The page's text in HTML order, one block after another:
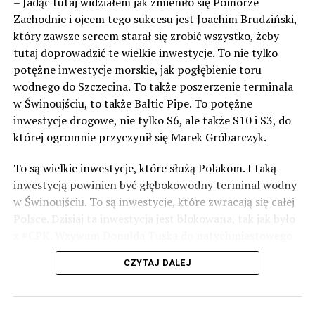
3839 odsłon
POWIĄZANE TEMATY: WOLIN
NASTĘPNY
Strażacy z gminy Wolin ćwiczyli w Międzyzdrojach
NIE PRZEGAP
Łódź nagle zaczęła nabierać wody. Pomoc przyszła na
Zachodnie i ojcem tego sukcesu jest Joachim Brudziński,
który zawsze sercem starał się zrobić wszystko, żeby
tutaj doprowadzić te wielkie inwestycje. To nie tylko
potężne inwestycje morskie, jak pogłębienie toru
wodnego do Szczecina. To także poszerzenie terminala
w Świnoujściu, to także Baltic Pipe. To potężne
inwestycje drogowe, nie tylko S6, ale także S10 i S3, do
której ogromnie przyczynił się Marek Gróbarczyk.
To są wielkie inwestycje, które służą Polakom. I taką
inwestycją powinien być głębokowodny terminal wodny
w Świnoujściu. To są inwestycje, które zwracają się całej
Polsce. Dzisiaj ta inwestycja jest blokowana, tak jak było
odblokowania CPK.
wykorzystać wspaniały potencjał Zachodniego Pomorza,
CZYTAJ DALEJ